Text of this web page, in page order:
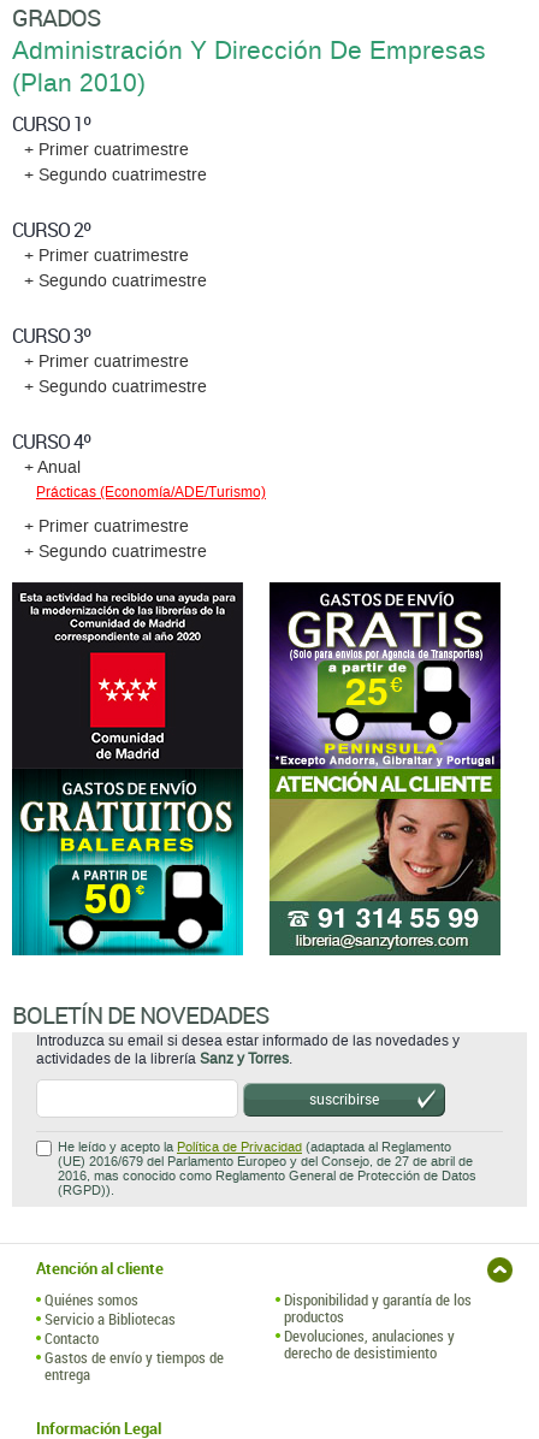
GRADOS
Administración Y Dirección De Empresas
(Plan 2010)
CURSO 1º
+ Primer cuatrimestre
+ Segundo cuatrimestre
CURSO 2º
+ Primer cuatrimestre
+ Segundo cuatrimestre
CURSO 3º
+ Primer cuatrimestre
+ Segundo cuatrimestre
CURSO 4º
+ Anual
Prácticas (Economía/ADE/Turismo)
+ Primer cuatrimestre
+ Segundo cuatrimestre
BOLETÍN DE NOVEDADES
Introduzca su email si desea estar informado de las novedades y
actividades de la librería Sanz y Torres.
suscribirse
He leído y acepto la Política de Privacidad (adaptada al Reglamento
(UE) 2016/679 del Parlamento Europeo y del Consejo, de 27 de abril de
2016, mas conocido como Reglamento General de Protección de Datos
(RGPD)).
Atención al cliente
Quiénes somos
Servicio a Bibliotecas
Contacto
Gastos de envío y tiempos de
entrega
Disponibilidad y garantía de los
productos
Devoluciones, anulaciones y
derecho de desistimiento
Información Legal